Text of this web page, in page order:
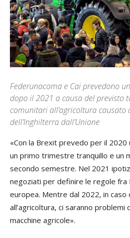
Federunacoma e Cai prevedono
dopo il 2021 a causa del previsto
comunitari all’agricoltura causato
dell’Inghilterra dall’Unione
«Con la Brexit prevedo per il 2020
un primo trimestre tranquillo e un
secondo semestre. Nel 2021
negoziati per definire le regole fra
europea. Mentre dal 2022, in
all’agricoltura, ci saranno problemi
macchine agricole».